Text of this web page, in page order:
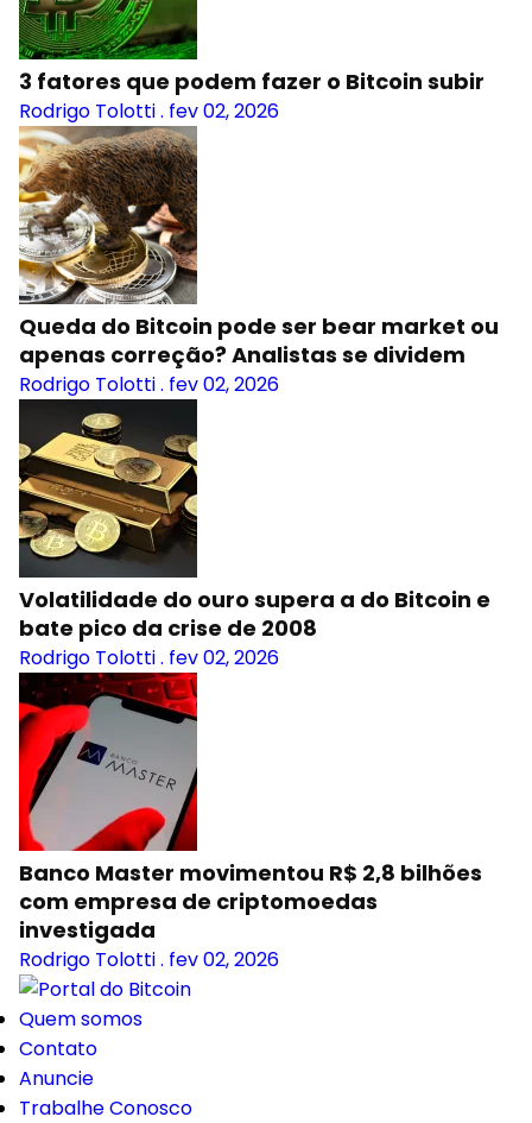
3 fatores que podem fazer o Bitcoin subir
Rodrigo Tolotti. fev 02, 2026
Queda do Bitcoin pode ser bear market ou
apenas correção? Analistas se dividem
Rodrigo Tolotti. fev 02, 2026
Volatilidade do ouro supera a do Bitcoin e
bate pico da crise de 2008
Rodrigo Tolotti. fev 02, 2026
Banco Master movimentou R$ 2,8 bilhões
com empresa de criptomoedas
investigada
Rodrigo Tolotti. fev 02, 2026
Quem somos
Contato
Anuncie
Trabalhe Conosco